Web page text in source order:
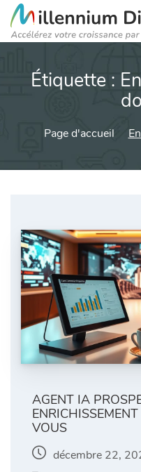
Étiquette :
Page d'accueil
AGENT IA
VOUS
décembre 22,